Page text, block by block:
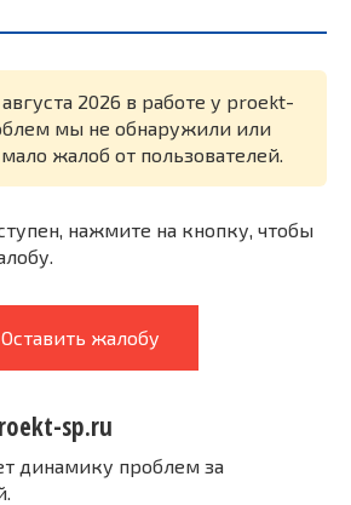
2026 в работе у proekt-
мы не обнаружили или
жалоб от пользователей.
нажмите на кнопку, чтобы
Оставить жалобу
sp.ru
динамику проблем за